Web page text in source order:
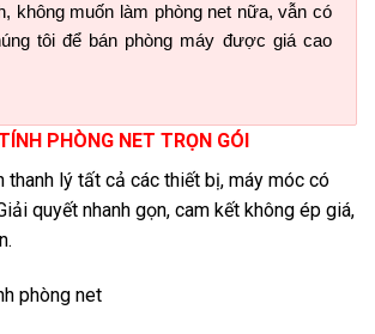
không muốn làm phòng net nữa, vẫn có
tôi để bán phòng máy được giá cao
PHÒNG NET TRỌN GÓI
thanh lý tất cả các thiết bị, máy móc có
quyết nhanh gọn, cam kết không ép giá,
phòng net